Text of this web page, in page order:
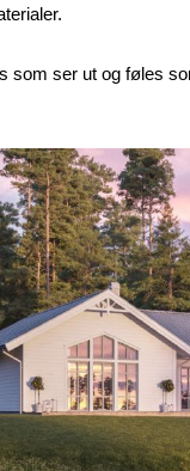
som ser ut og føles